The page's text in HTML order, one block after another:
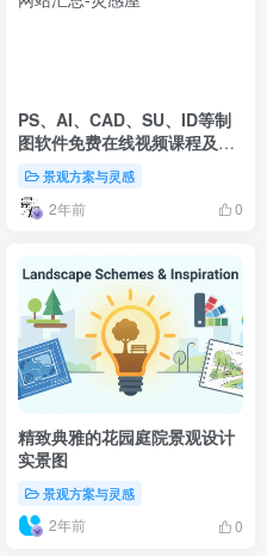
PS、AI、CAD、SU、ID等制
图软件免费在线视频课程及网
站汇总
景观方案与灵感
2年前 0
精致典雅的花园庭院景观设计
实景图
景观方案与灵感
2年前 0